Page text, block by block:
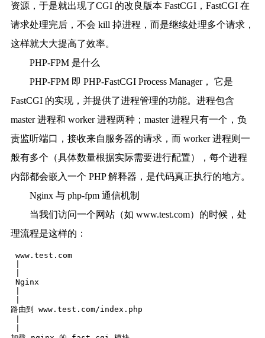
资源，于是就出现了CGI 的改良版本 FastCGI，FastCGI 在
请求处理完后，不会 kill 掉进程，而是继续处理多个请求，
这样就大大提高了效率。
PHP-FPM 是什么
PHP-FPM 即 PHP-FastCGI Process Manager， 它是
FastCGI 的实现，并提供了进程管理的功能。进程包含
master 进程和 worker 进程两种；master 进程只有一个，负
责监听端口，接收来自服务器的请求，而 worker 进程则一
般有多个（具体数量根据实际需要进行配置），每个进程
内部都会嵌入一个 PHP 解释器，是代码真正执行的地方。
Nginx 与 php-fpm 通信机制
当我们访问一个网站（如 www.test.com）的时候，处
理流程是这样的：
www.test.com
Nginx
路由到 www.test.com/index.php